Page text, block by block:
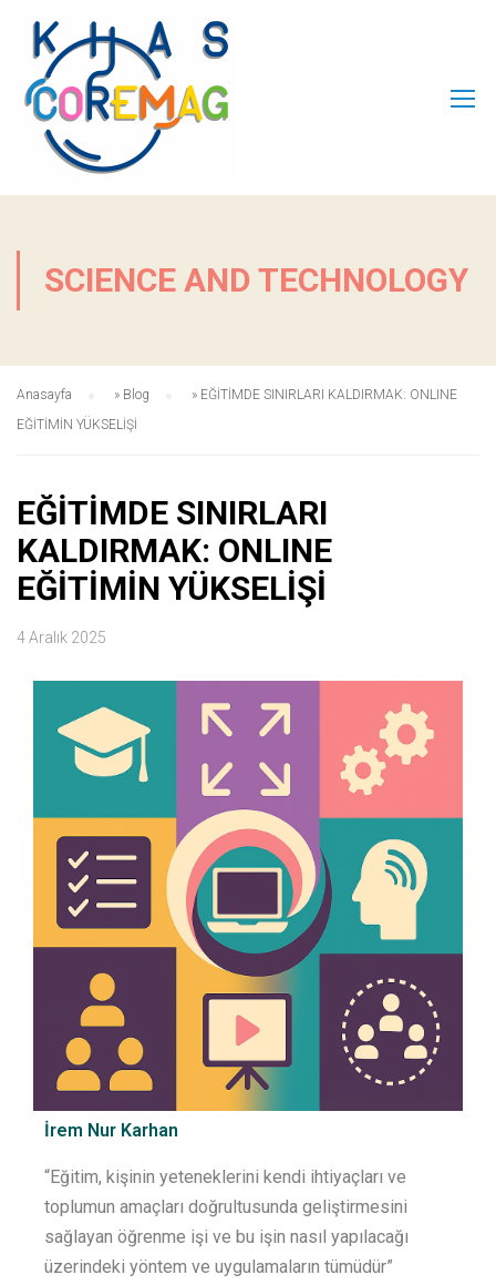
SCIENCE AND TECHNOLOGY
Anasayfa » Blog » EĞİTİMDE SINIRLARI KALDIRMAK: ONLINE
EĞİTİMİN YÜKSELİŞİ
EĞİTİMDE SINIRLARI
KALDIRMAK: ONLINE
EĞİTİMİN YÜKSELİŞİ
4 Aralık 2025
İrem Nur Karhan
“Eğitim, kişinin yeteneklerini kendi ihtiyaçları ve
toplumun amaçları doğrultusunda geliştirmesini
sağlayan öğrenme işi ve bu işin nasıl yapılacağı
üzerindeki yöntem ve uygulamaların tümüdür”